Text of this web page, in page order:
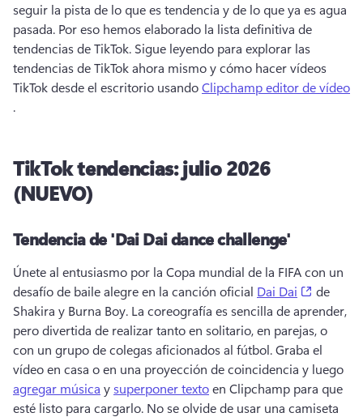
seguir la pista de lo que es tendencia y de lo que ya es agua
pasada. Por eso hemos elaborado la lista definitiva de
tendencias de TikTok. Sigue leyendo para explorar las
tendencias de TikTok ahora mismo y cómo hacer vídeos
TikTok desde el escritorio usando Clipchamp editor de vídeo
.
TikTok tendencias: julio 2026
(NUEVO)
Tendencia de 'Dai Dai dance challenge'
Únete al entusiasmo por la Copa mundial de la FIFA con un
desafío de baile alegre en la canción oficial Dai Dai (opens
de
Shakira y Burna Boy. La coreografía es sencilla de aprender,
pero divertida de realizar tanto en solitario, en parejas, o
con un grupo de colegas aficionados al fútbol. Graba el
vídeo en casa o en una proyección de coincidencia y luego
agregar música y superponer texto en Clipchamp para que
esté listo para cargarlo. No se olvide de usar una camiseta